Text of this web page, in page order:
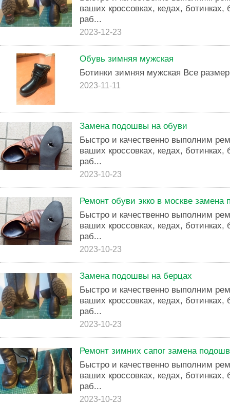
ваших кроссовках, кедах, ботинках,
раб...
2023-12-23
Обувь зимняя мужская
Ботинки зимняя мужская Все
2023-11-11
Замена подошвы на обуви
Быстро и качественно выполним
ваших кроссовках, кедах, ботинках,
раб...
2023-10-23
Ремонт обуви экко в москве замена
Быстро и качественно выполним
ваших кроссовках, кедах, ботинках,
раб...
2023-10-23
Замена подошвы на берцах
Быстро и качественно выполним
ваших кроссовках, кедах, ботинках,
раб...
2023-10-23
Ремонт зимних сапог замена
Быстро и качественно выполним
ваших кроссовках, кедах, ботинках,
раб...
2023-10-23